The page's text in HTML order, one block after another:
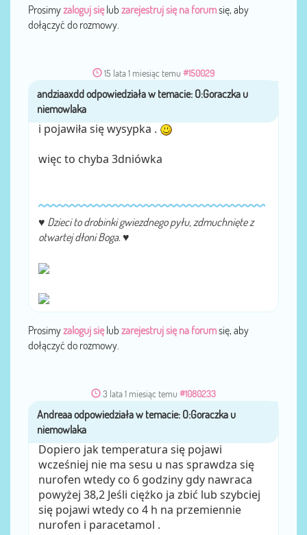
Prosimyzaloguj sięlub zarejestruj się na forumsię, aby
dołączyć do rozmowy.
15 lata 1 miesiąc temu #150029
przezandziaaxdd
i pojawiła się wysypka .
więc to chyba 3dniówka
♥ Dzieci to drobinki gwiezdnego pyłu, zdmuchnięte z
otwartej dłoni Boga. ♥
Prosimyzaloguj sięlub zarejestruj się na forumsię, aby
dołączyć do rozmowy.
3 lata 1 miesiąc temu #1080233
przezAndreaa
Dopiero jak temperatura się pojawi
wcześniej nie ma sesu u nas sprawdza się
nurofen wtedy co 6 godziny gdy nawraca
powyżej 38,2 Jeśli ciężko ja zbić lub szybciej
się pojawi wtedy co 4 h na przemiennie
nurofen i paracetamol .